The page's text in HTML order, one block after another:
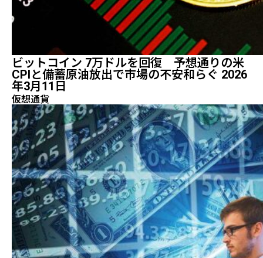
ビットコイン 7万ドルを回復 予想通りの米
CPIと備蓄原油放出で市場の不安和らぐ 2026
年3月11日
仮想通貨